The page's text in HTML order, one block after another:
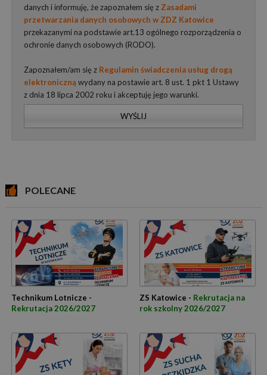
danych i informuję, że zapoznałem się z Zasadami
przetwarzania danych osobowych w ZDZ Katowice
przekazanymi na podstawie art.13 ogólnego rozporządzenia o
ochronie danych osobowych (RODO).
Zapoznałem/am się z Regulamin świadczenia usług drogą
elektroniczną wydany na postawie art. 8 ust. 1 pkt 1 Ustawy
z dnia 18 lipca 2002 roku i akceptuję jego warunki.
WYŚLIJ
POLECANE
Technikum Lotnicze -
Rekrutacja 2026/2027
ZS Katowice - Rekrutacja na
rok szkolny 2026/2027